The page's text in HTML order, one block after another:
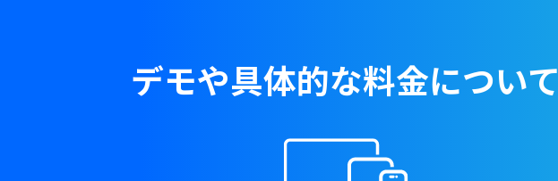
デモや具体的な料金について